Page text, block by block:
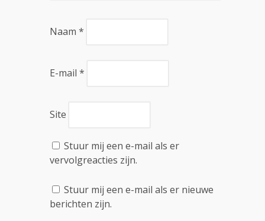
Naam *
E-mail *
Site
Stuur mij een e-mail als er
vervolgreacties zijn.
Stuur mij een e-mail als er nieuwe
berichten zijn.